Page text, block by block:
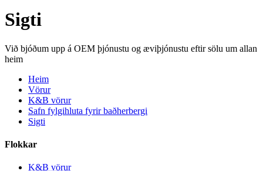
Sigti
Við bjóðum upp á OEM þjónustu og æviþjónustu eftir sölu um allan
heim
Heim
Vörur
K&B vörur
Safn fylgihluta fyrir baðherbergi
Sigti
Flokkar
K&B vörur